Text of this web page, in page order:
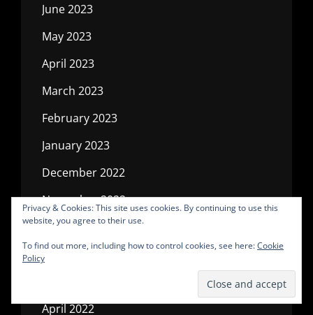
June 2023
May 2023
April 2023
March 2023
February 2023
January 2023
December 2022
November 2022
October 2022
July 2022
April 2022
Privacy & Cookies: This site uses cookies. By continuing to use this
website, you agree to their use.
To find out more, including how to control cookies, see here:Cookie
Policy